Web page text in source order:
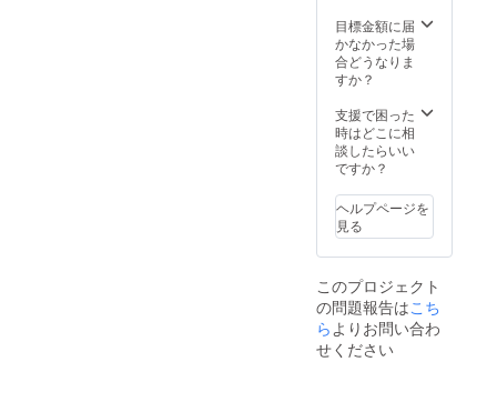
ppymo
unt.org.
tw/prod
ucts ）
一張明
信片，
並將向
您發送
蓮住宿
日誌手
冊 two
goods
院
（http://
www.ha
ppymo
unt.org.
します
＆絵は
がきを
月に１
りしま
す （パ
トロン
限定報
2020年
5月ごろ
に関西
で開催
す。そ
の際の
交通費
や、遠
方の方
い 服
などは
サイズ
はXSか
でござ
いま
す）＆
花蓮滞
の冊子
を手作
りして
お送り
＆滞在
中に絵
はがき
を月に
１通お
目標金額に届
かなかった場
合どうなりま
すか？
支援で困った
時はどこに相
談したらいい
ですか？
ヘルプページを
見る
このプロジェクト
の問題報告はこち
ら よりお問い合わ
せください